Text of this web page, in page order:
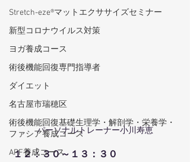
Stretch-eze®マットエクササイズセミナー
新型コロナウイルス対策
ヨガ養成コース
術後機能回復専門指導者
ダイエット
名古屋市瑞穂区
術後機能回復基礎生理学・解剖学・栄養学・
ファシア養成コース
APF養成コース
パーソナルトレーナー小川寿恵
１２：３０～１３：３０